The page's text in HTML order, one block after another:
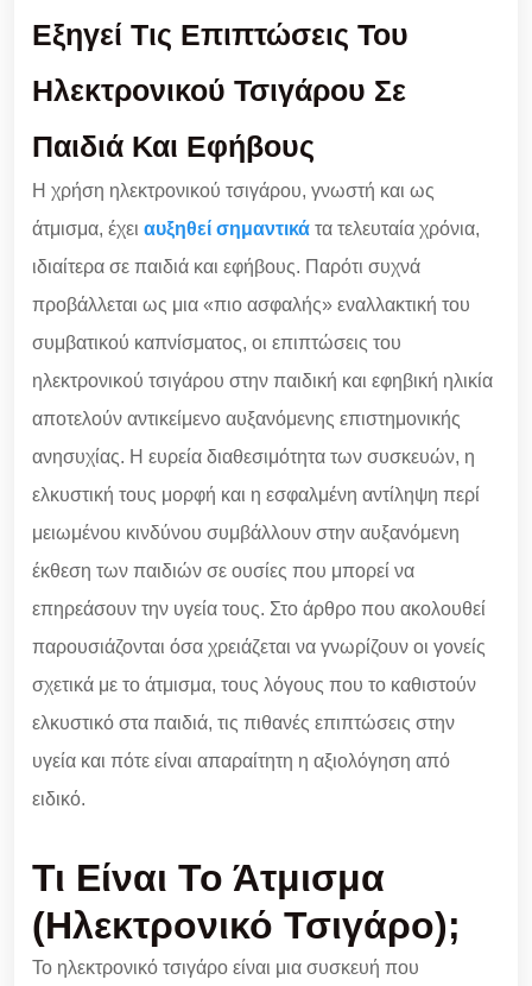
Εξηγεί Τις Επιπτώσεις Του
Ηλεκτρονικού Τσιγάρου Σε
Παιδιά Και Εφήβους
Η χρήση ηλεκτρονικού τσιγάρου, γνωστή και ως
άτμισμα, έχει αυξηθεί σημαντικά τα τελευταία χρόνια,
ιδιαίτερα σε παιδιά και εφήβους. Παρότι συχνά
προβάλλεται ως μια «πιο ασφαλής» εναλλακτική του
συμβατικού καπνίσματος, οι επιπτώσεις του
ηλεκτρονικού τσιγάρου στην παιδική και εφηβική ηλικία
αποτελούν αντικείμενο αυξανόμενης επιστημονικής
ανησυχίας. Η ευρεία διαθεσιμότητα των συσκευών, η
ελκυστική τους μορφή και η εσφαλμένη αντίληψη περί
μειωμένου κινδύνου συμβάλλουν στην αυξανόμενη
έκθεση των παιδιών σε ουσίες που μπορεί να
επηρεάσουν την υγεία τους. Στο άρθρο που ακολουθεί
παρουσιάζονται όσα χρειάζεται να γνωρίζουν οι γονείς
σχετικά με το άτμισμα, τους λόγους που το καθιστούν
ελκυστικό στα παιδιά, τις πιθανές επιπτώσεις στην
υγεία και πότε είναι απαραίτητη η αξιολόγηση από
ειδικό.
Τι Είναι Το Άτμισμα
(ηλεκτρονικό Τσιγάρο);
Το ηλεκτρονικό τσιγάρο είναι μια συσκευή που